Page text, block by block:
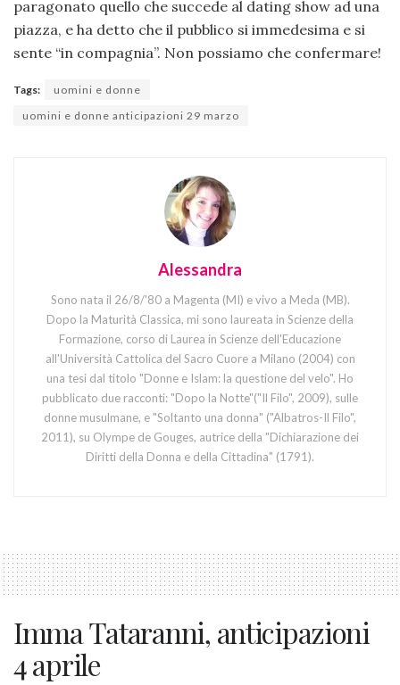
paragonato quello che succede al dating show ad una
piazza, e ha detto che il pubblico si immedesima e si
sente “in compagnia”. Non possiamo che confermare!
Tags:
uomini e donne
uomini e donne anticipazioni 29 marzo
Alessandra
Sono nata il 26/8/'80 a Magenta (MI) e vivo a Meda (MB).
Dopo la Maturità Classica, mi sono laureata in Scienze della
Formazione, corso di Laurea in Scienze dell'Educazione
all'Università Cattolica del Sacro Cuore a Milano (2004) con
una tesi dal titolo "Donne e Islam: la questione del velo". Ho
pubblicato due racconti: "Dopo la Notte"("Il Filo", 2009), sulle
donne musulmane, e "Soltanto una donna" ("Albatros-Il Filo",
2011), su Olympe de Gouges, autrice della "Dichiarazione dei
Diritti della Donna e della Cittadina" (1791).
Imma Tataranni, anticipazioni
4 aprile